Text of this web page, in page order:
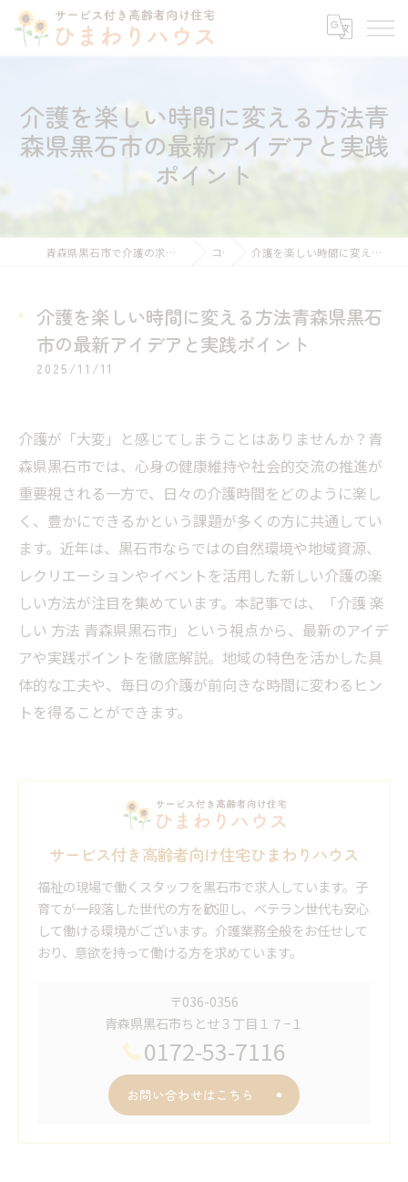
介護を楽しい時間に変える方法青
森県黒石市の最新アイデアと実践
ポイント
青森県黒石市で介護の求人ならサービス付き高齢者向け住宅ひまわりハウス コラム 介護を楽しい時間に変える方法青森県黒石市の最新アイデアと実践ポイント
介護を楽しい時間に変える方法青森県黒石
市の最新アイデアと実践ポイント
2025/11/11
介護が「大変」と感じてしまうことはありませんか？青
森県黒石市では、心身の健康維持や社会的交流の推進が
重要視される一方で、日々の介護時間をどのように楽し
く、豊かにできるかという課題が多くの方に共通してい
ます。近年は、黒石市ならではの自然環境や地域資源、
レクリエーションやイベントを活用した新しい介護の楽
しい方法が注目を集めています。本記事では、「介護 楽
しい 方法 青森県黒石市」という視点から、最新のアイデ
アや実践ポイントを徹底解説。地域の特色を活かした具
体的な工夫や、毎日の介護が前向きな時間に変わるヒン
トを得ることができます。
サービス付き高齢者向け住宅ひまわりハウス
福祉の現場で働くスタッフを黒石市で求人しています。子
育てが一段落した世代の方を歓迎し、ベテラン世代も安心
して働ける環境がございます。介護業務全般をお任せして
おり、意欲を持って働ける方を求めています。
〒036-0356
青森県黒石市ちとせ３丁目１７−１
0172-53-7116
お問い合わせはこちら